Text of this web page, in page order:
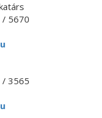
/ 5670
/ 3565